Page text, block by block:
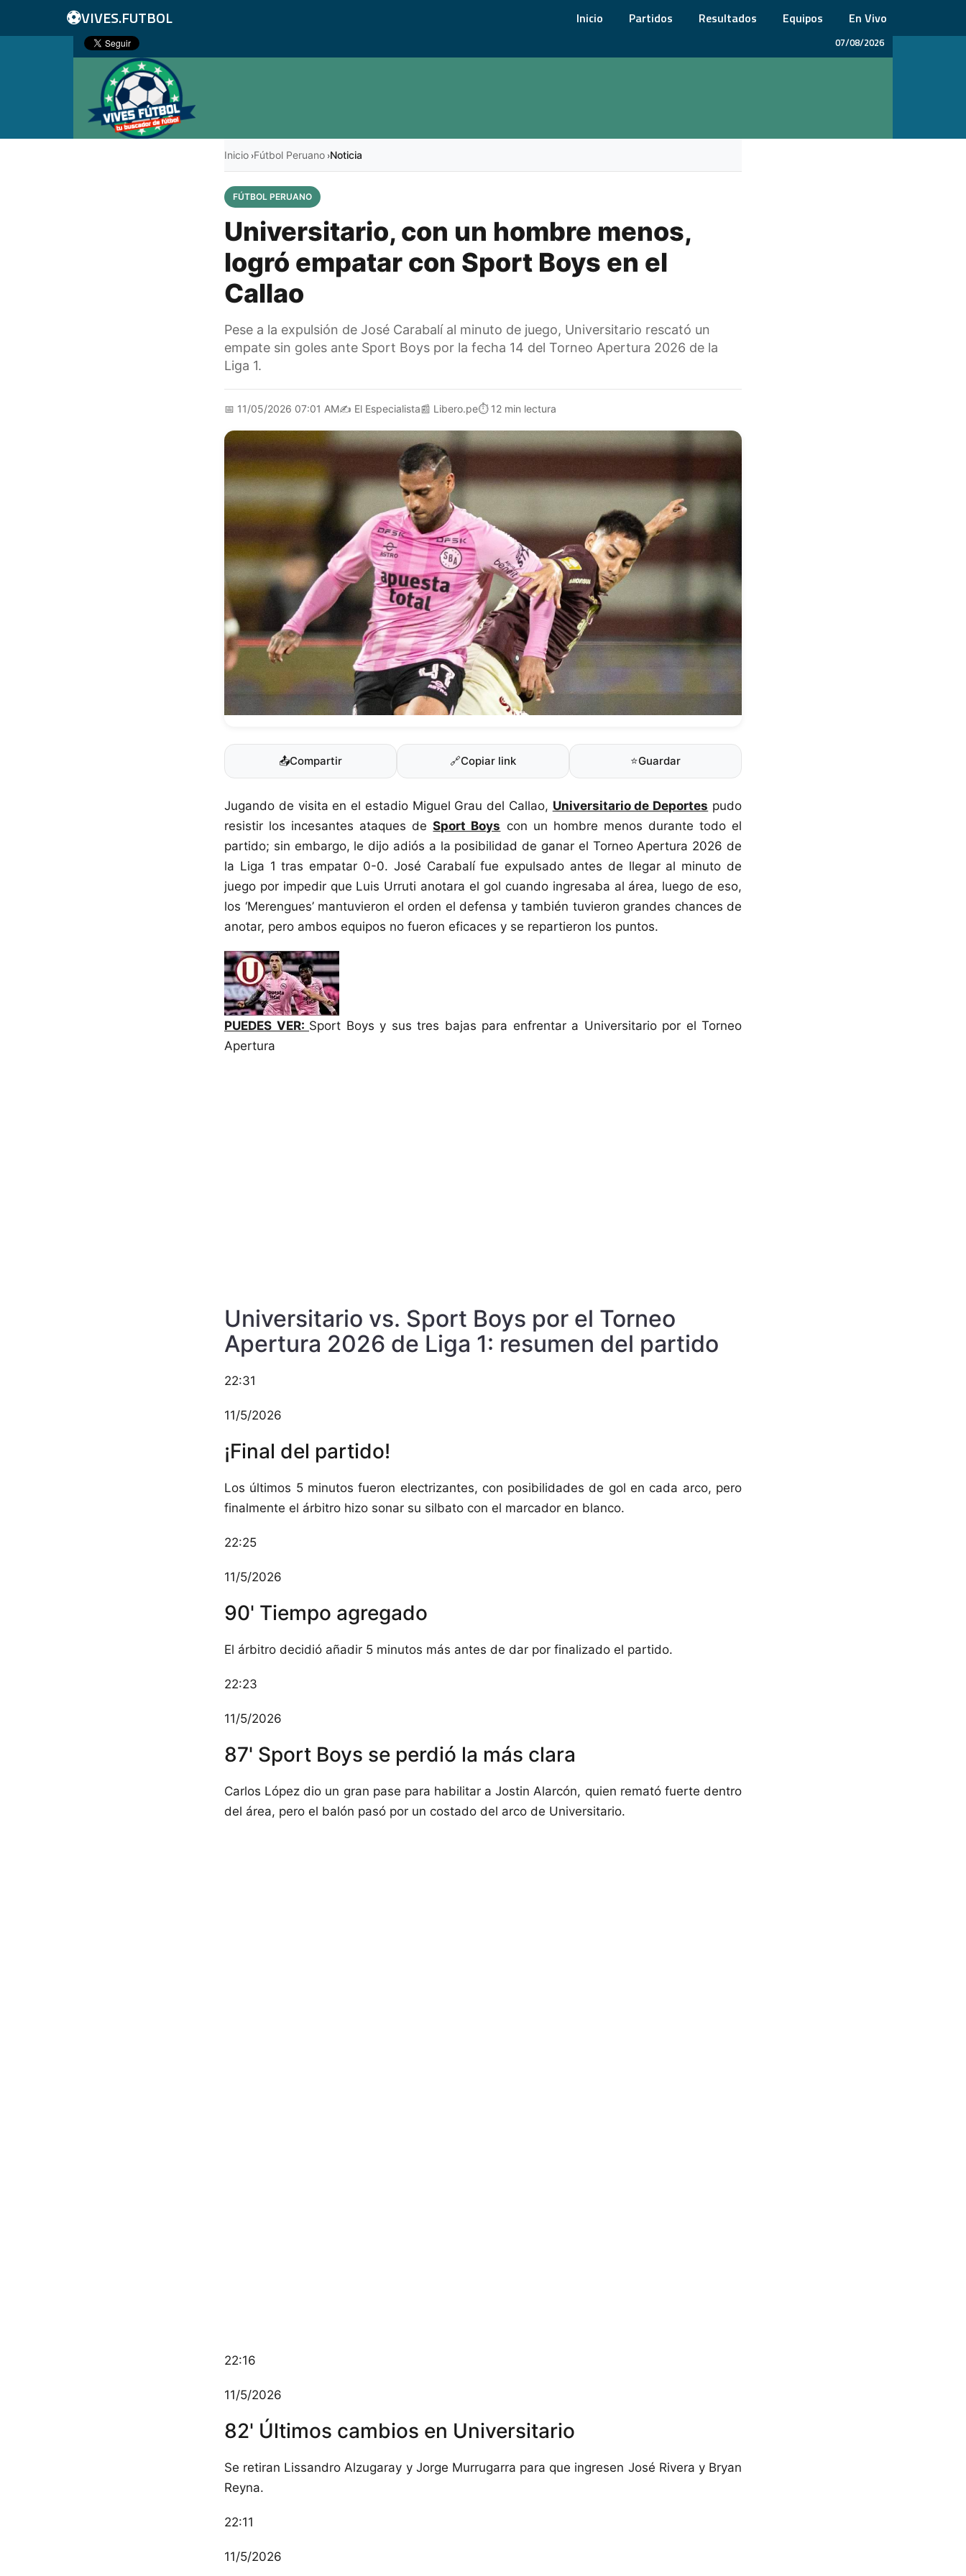
⚽VIVES.FUTBOL Inicio Partidos Resultados Equipos En Vivo
07/08/2026
Inicio ›Fútbol Peruano ›Noticia
FÚTBOL PERUANO
Universitario, con un hombre menos,
logró empatar con Sport Boys en el
Callao
Pese a la expulsión de José Carabalí al minuto de juego, Universitario rescató un
empate sin goles ante Sport Boys por la fecha 14 del Torneo Apertura 2026 de la
Liga 1.
📅 11/05/2026 07:01 AM✍️ El Especialista📰 Libero.pe⏱️ 12 min lectura
📤Compartir 🔗Copiar link ⭐Guardar
Jugando de visita en el estadio Miguel Grau del Callao, Universitario de Deportes pudo
resistir los incesantes ataques deSport Boys con un hombre menos durante todo el
partido; sin embargo, le dijo adiós a la posibilidad de ganar el Torneo Apertura 2026 de
la Liga 1 tras empatar 0-0. José Carabalí fue expulsado antes de llegar al minuto de
juego por impedir que Luis Urruti anotara el gol cuando ingresaba al área, luego de eso,
los ‘Merengues’ mantuvieron el orden el defensa y también tuvieron grandes chances de
anotar, pero ambos equipos no fueron eficaces y se repartieron los puntos.
PUEDES VER: Sport Boys y sus tres bajas para enfrentar a Universitario por el Torneo
Apertura
Universitario vs. Sport Boys por el Torneo
Apertura 2026 de Liga 1: resumen del partido
22:31
11/5/2026
¡Final del partido!
Los últimos 5 minutos fueron electrizantes, con posibilidades de gol en cada arco, pero
finalmente el árbitro hizo sonar su silbato con el marcador en blanco.
22:25
11/5/2026
90' Tiempo agregado
El árbitro decidió añadir 5 minutos más antes de dar por finalizado el partido.
22:23
11/5/2026
87' Sport Boys se perdió la más clara
Carlos López dio un gran pase para habilitar a Jostin Alarcón, quien remató fuerte dentro
del área, pero el balón pasó por un costado del arco de Universitario.
22:16
11/5/2026
82' Últimos cambios en Universitario
Se retiran Lissandro Alzugaray y Jorge Murrugarra para que ingresen José Rivera y Bryan
Reyna.
22:11
11/5/2026